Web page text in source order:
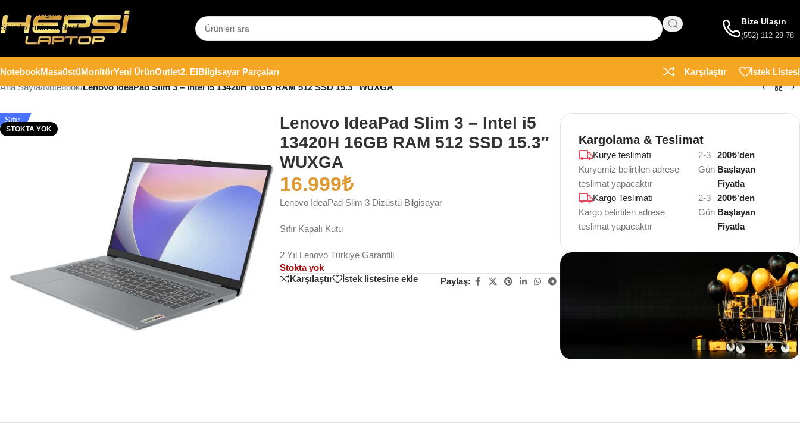
Skip to navigation
Skip to main content
Bize Ulaşın
(552) 112 28 78
NotebookMasaüstüMonitörYeni ÜrünOutlet2. ElBilgisayar Parçaları Karşılaştır
İstek Listesi
Ana Sayfa/Notebook/Lenovo IdeaPad Slim 3 – Intel i5 13420H 16GB RAM 512 SSD 15.3″ WUXGA
STOKTA YOK
Sıfır
Lenovo IdeaPad Slim 3 – Intel i5
13420H 16GB RAM 512 SSD 15.3″
WUXGA
16.999₺
Lenovo IdeaPad Slim 3 Dizüstü Bilgisayar
Sıfır Kapalı Kutu
2 Yıl Lenovo Türkiye Garantili
Stokta yok
Karşılaştır
İstek listesine ekle Paylaş:
Kargolama & Teslimat
Kurye teslimatı
Kuryemiz belirtilen adrese
teslimat yapacaktır
2-3
Gün
200₺'den
Başlayan
Fiyatla
Kargo Teslimatı
Kargo belirtilen adrese
teslimat yapacaktır
2-3
Gün
200₺'den
Başlayan
Fiyatla